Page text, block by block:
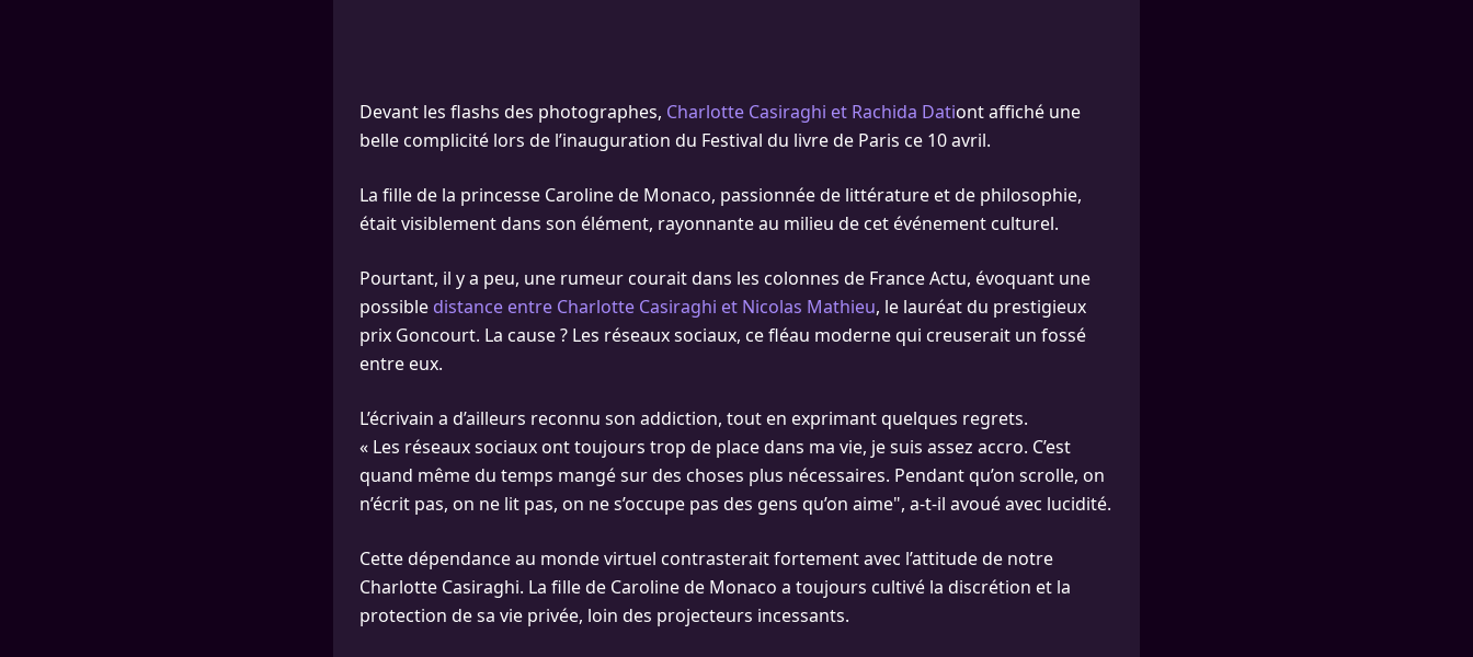
Devant les flashs des photographes, Charlotte Casiraghi et Rachida Dationt affiché une
belle complicité lors de l’inauguration du Festival du livre de Paris ce 10 avril.
La fille de la princesse Caroline de Monaco, passionnée de littérature et de philosophie,
était visiblement dans son élément, rayonnante au milieu de cet événement culturel.
Pourtant, il y a peu, une rumeur courait dans les colonnes de France Actu, évoquant une
possible distance entre Charlotte Casiraghi et Nicolas Mathieu, le lauréat du prestigieux
prix Goncourt. La cause ? Les réseaux sociaux, ce fléau moderne qui creuserait un fossé
entre eux.
L’écrivain a d’ailleurs reconnu son addiction, tout en exprimant quelques regrets.
« Les réseaux sociaux ont toujours trop de place dans ma vie, je suis assez accro. C’est
quand même du temps mangé sur des choses plus nécessaires. Pendant qu’on scrolle, on
n’écrit pas, on ne lit pas, on ne s’occupe pas des gens qu’on aime", a-t-il avoué avec lucidité.
Cette dépendance au monde virtuel contrasterait fortement avec l’attitude de notre
Charlotte Casiraghi. La fille de Caroline de Monaco a toujours cultivé la discrétion et la
protection de sa vie privée, loin des projecteurs incessants.